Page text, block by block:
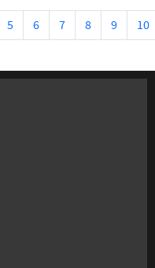
5 6 7 8 9 10